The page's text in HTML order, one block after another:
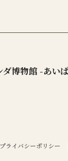
ダ博物館 -あい
プライバシーポリシー